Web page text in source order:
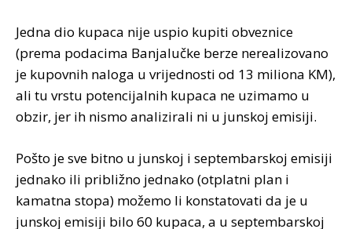
Jedna dio kupaca nije uspio kupiti obveznice
(prema podacima Banjalučke berze nerealizovano
je kupovnih naloga u vrijednosti od 13 miliona KM),
ali tu vrstu potencijalnih kupaca ne uzimamo u
obzir, jer ih nismo analizirali ni u junskoj emisiji.
Pošto je sve bitno u junskoj i septembarskoj emisiji
jednako ili približno jednako (otplatni plan i
kamatna stopa) možemo li konstatovati da je u
junskoj emisiji bilo 60 kupaca, a u septembarskoj